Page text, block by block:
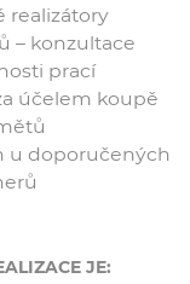
realizátory
– konzultace
prací
účelem koupě
u doporučených
JE: